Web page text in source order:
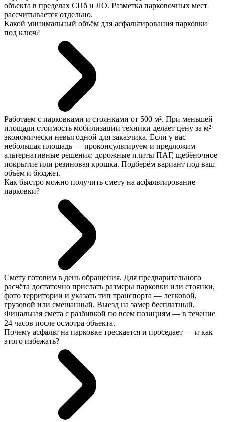
объекта в пределах СПб и ЛО. Разметка парковочных мест
рассчитывается отдельно.
Какой минимальный объём для асфальтирования парковки
под ключ?
Работаем с парковками и стоянками от 500 м². При меньшей
площади стоимость мобилизации техники делает цену за м²
экономически невыгодной для заказчика. Если у вас
небольшая площадь — проконсультируем и предложим
альтернативные решения: дорожные плиты ПАГ, щебёночное
покрытие или резиновая крошка. Подберём вариант под ваш
объём и бюджет.
Как быстро можно получить смету на асфальтирование
парковки?
Смету готовим в день обращения. Для предварительного
расчёта достаточно прислать размеры парковки или стоянки,
фото территории и указать тип транспорта — легковой,
грузовой или смешанный. Выезд на замер бесплатный.
Финальная смета с разбивкой по всем позициям — в течение
24 часов после осмотра объекта.
Почему асфальт на парковке трескается и проседает — и как
этого избежать?